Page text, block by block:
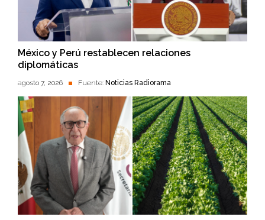
México y Perú restablecen relaciones
diplomáticas
agosto 7, 2026 Fuente: Noticias Radiorama